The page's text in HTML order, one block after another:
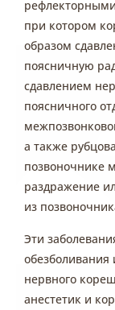
при котором
образом
поясничную
сдавлением
поясничного
а также
позвоночнике
раздражение
из
Эти
обезболивания
нервного
анестетик и